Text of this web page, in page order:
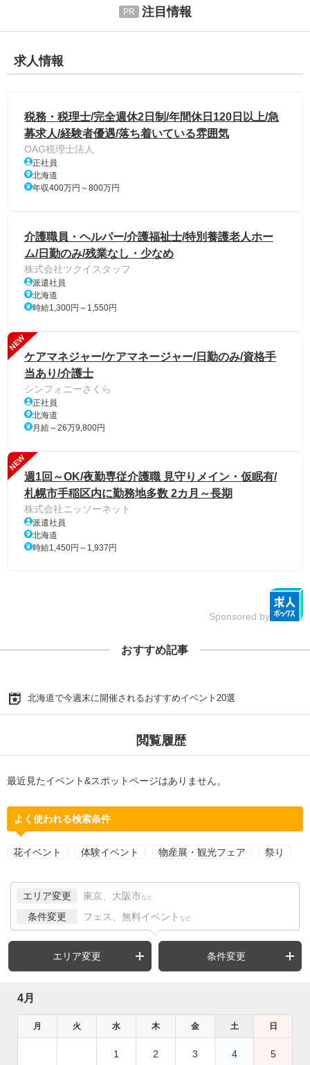
注目情報
求人情報
税務・税理士/完全週休2日制/年間休日120日以上/急
募求人/経験者優遇/落ち着いている雰囲気
OAG税理士法人
正社員
北海道
年収400万円～800万円
介護職員・ヘルパー/介護福祉士/特別養護老人ホー
ム/日勤のみ/残業なし・少なめ
株式会社ツクイスタッフ
派遣社員
北海道
時給1,300円～1,550円
NEW
ケアマネジャー/ケアマネージャー/日勤のみ/資格手
当あり/介護士
シンフォニーさくら
正社員
北海道
月給～26万9,800円
NEW
週1回～OK/夜勤専従介護職 見守りメイン・仮眠有/
札幌市手稲区内に勤務地多数 2カ月～長期
株式会社ニッソーネット
派遣社員
北海道
時給1,450円～1,937円
Sponsored by
おすすめ記事
北海道で今週末に開催されるおすすめイベント20選
閲覧履歴
最近見たイベント&スポットページはありません。
よく使われる検索条件
花イベント 体験イベント 物産展・観光フェア 祭り
エリア変更 東京、大阪市 など
条件変更 フェス、無料イベント など
エリア変更 条件変更
4月
月 火 水 木 金 土 日
1 2 3 4 5